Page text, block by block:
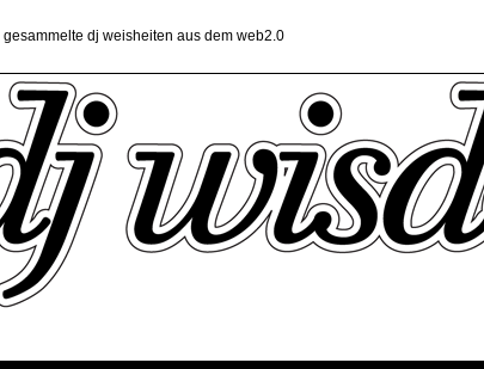
| gesammelte dj weisheiten aus dem web2.0